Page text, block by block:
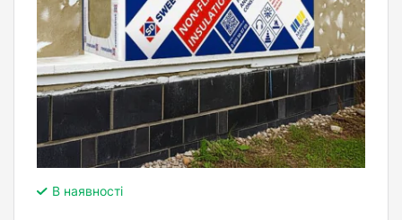
В наявності